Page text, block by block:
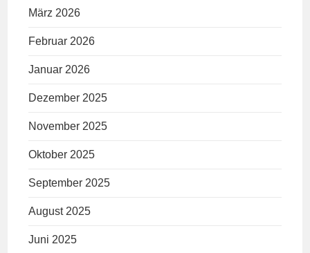
März 2026
Februar 2026
Januar 2026
Dezember 2025
November 2025
Oktober 2025
September 2025
August 2025
Juni 2025